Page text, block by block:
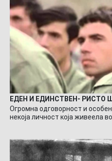
ЕДЕН И ЕДИНСТВЕН- РИСТО
Огромна одговорност и
некоја личност која живеела